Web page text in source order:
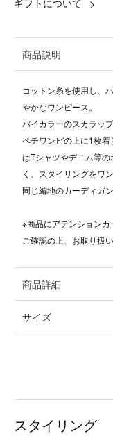
ギフトについて
商品説明
コットン糸を使用し、
やかなワンピース。
バイカラーのスカラッ
ペチワンピの上に1枚
はTシャツやデニム等
く、スタイリングをワ
同じ編地のカーディガ
※商品にアテンション
ご確認の上、お取り扱い
商品詳細
サイズ
スタイリング